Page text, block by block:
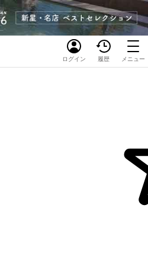
ログイン 履歴 メニュー